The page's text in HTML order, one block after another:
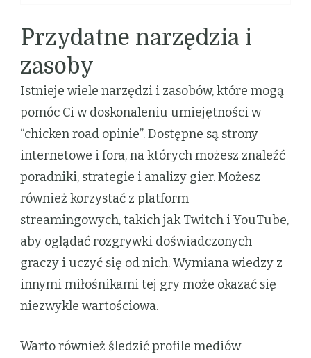
Przydatne narzędzia i
zasoby
Istnieje wiele narzędzi i zasobów, które mogą
pomóc Ci w doskonaleniu umiejętności w
“chicken road opinie”. Dostępne są strony
internetowe i fora, na których możesz znaleźć
poradniki, strategie i analizy gier. Możesz
również korzystać z platform
streamingowych, takich jak Twitch i YouTube,
aby oglądać rozgrywki doświadczonych
graczy i uczyć się od nich. Wymiana wiedzy z
innymi miłośnikami tej gry może okazać się
niezwykle wartościowa.
Warto również śledzić profile mediów